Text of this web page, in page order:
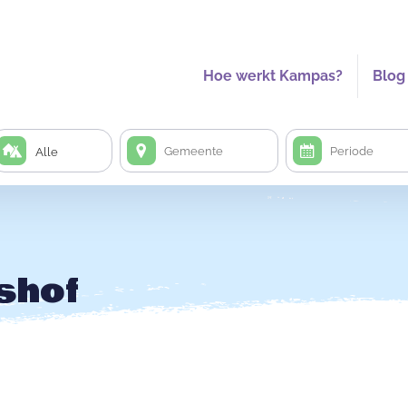
Hoe werkt Kampas? Blog
Alle